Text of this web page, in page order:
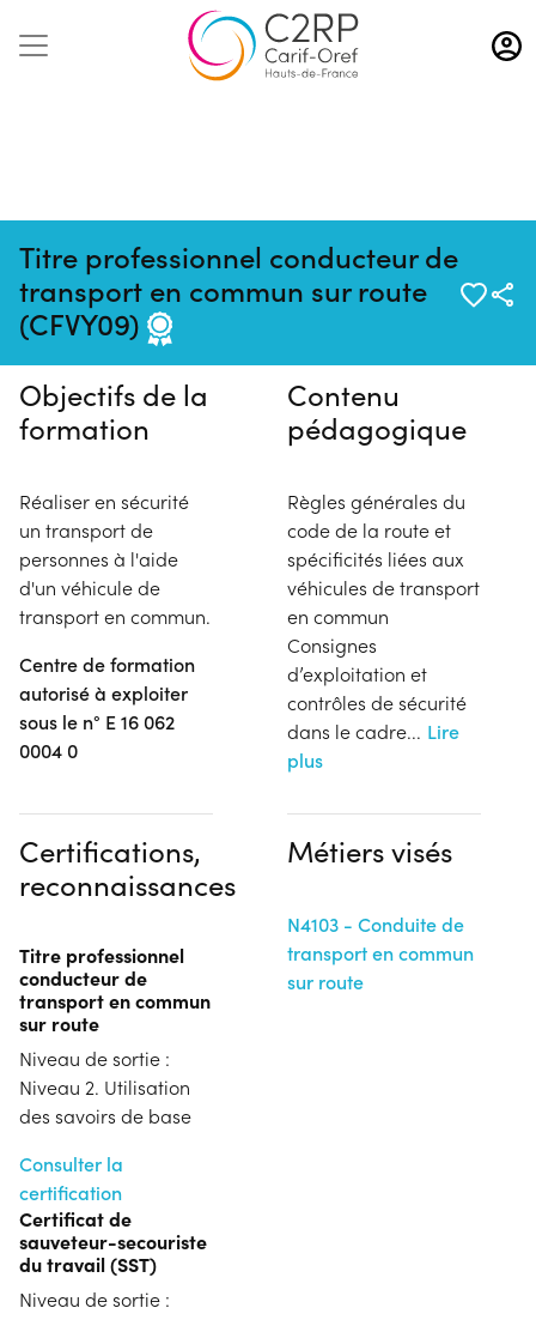
Aller
au
contenu
Titre professionnel conducteur de
transport en commun sur route
(CFVY09)
Pas de session programmée en
ce moment
Objectifs de la
formation
Réaliser en sécurité
un transport de
personnes à l'aide
d'un véhicule de
transport en commun.
Centre de formation
autorisé à exploiter
sous le n° E 16 062
0004 0
Contenu
pédagogique
Règles générales du
code de la route et
spécificités liées aux
véhicules de transport
en commun
Consignes
d’exploitation et
contrôles de sécurité
dans le cadre... Lire
plus
Certifications,
reconnaissances
Titre professionnel
conducteur de
transport en commun
sur route
Niveau de sortie :
Niveau 2. Utilisation
des savoirs de base
Consulter la
certification
Certificat de
sauveteur-secouriste
du travail (SST)
Niveau de sortie :
Métiers visés
N4103 - Conduite de
transport en commun
sur route